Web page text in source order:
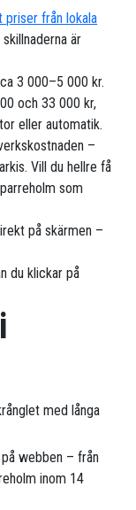
priser från lokala
är
3 000–5 000 kr.
och 33 000 kr,
eller automatik.
–
Vill du hellre få
som
på skärmen –
du klickar på
med långa
webben – från
inom 14